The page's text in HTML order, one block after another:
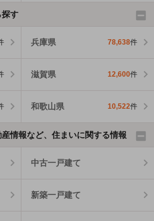
す
兵庫県 78,638件
滋賀県 12,600件
和歌山県 10,522件
情報など、住まいに関する情報
中古一戸建て
新築一戸建て